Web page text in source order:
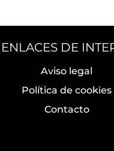
ENLACES DE
Aviso legal
Política de cookies
Contacto